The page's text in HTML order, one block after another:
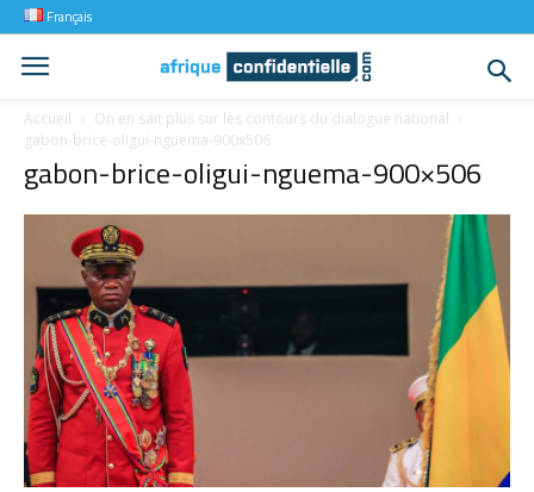
Français
Accueil
On en sait plus sur les contours du dialogue national
gabon-brice-oligui-nguema-900x506
gabon-brice-oligui-nguema-900×506